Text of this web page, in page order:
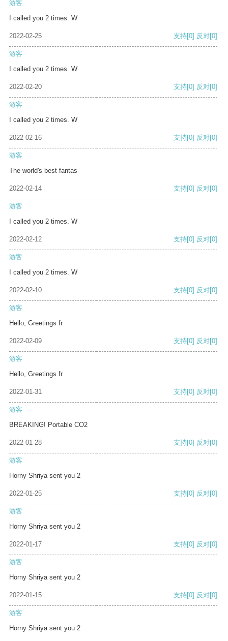
游客
I called you 2 times. W
2022-02-25 支持[0] 反对[0]
游客
I called you 2 times. W
2022-02-20 支持[0] 反对[0]
游客
I called you 2 times. W
2022-02-16 支持[0] 反对[0]
游客
The world's best fantas
2022-02-14 支持[0] 反对[0]
游客
I called you 2 times. W
2022-02-12 支持[0] 反对[0]
游客
I called you 2 times. W
2022-02-10 支持[0] 反对[0]
游客
Hello, Greetings fr
2022-02-09 支持[0] 反对[0]
游客
Hello, Greetings fr
2022-01-31 支持[0] 反对[0]
游客
BREAKING! Portable CO2
2022-01-28 支持[0] 反对[0]
游客
Horny Shriya sent you 2
2022-01-25 支持[0] 反对[0]
游客
Horny Shriya sent you 2
2022-01-17 支持[0] 反对[0]
游客
Horny Shriya sent you 2
2022-01-15 支持[0] 反对[0]
游客
Horny Shriya sent you 2